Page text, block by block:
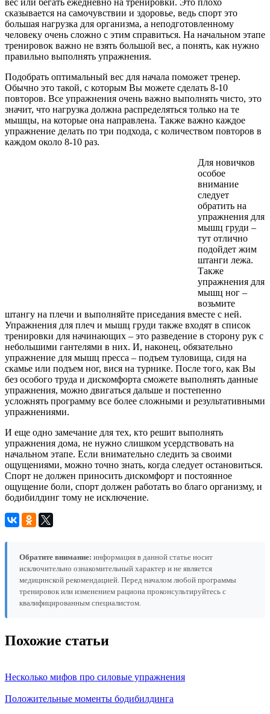
вес или бегать ежедневно на тренировки. Это плохо
сказывается на самочувствии и здоровье, ведь спорт это
большая нагрузка для организма, а неподготовленному
человеку очень сложно с этим справиться. На начальном этапе
тренировок важно не взять большой вес, а понять, как нужно
правильно выполнять упражнения.
Подобрать оптимальный вес для начала поможет тренер.
Обычно это такой, с которым Вы можете сделать 8-10
повторов. Все упражнения очень важно выполнять чисто, это
значит, что нагрузка должна распределяться только на те
мышцы, на которые она направлена. Также важно каждое
упражнение делать по три подхода, с количеством повторов в
каждом около 8-10 раз.
Для новичков
особое
внимание
следует
обратить на
упражнения для
мышц груди –
тут отлично
подойдет жим
штанги лежа.
Также
упражнения для
мышц ног –
возьмите
штангу на плечи и выполняйте приседания вместе с ней.
Упражнения для плеч и мышц груди также входят в список
тренировки для начинающих – это разведение в сторону рук с
небольшими гантелями в них. И, наконец, обязательно
упражнение для мышц пресса – подъем туловища, сидя на
скамье или подъем ног, вися на турнике. После того, как Вы
без особого труда и дискомфорта сможете выполнять данные
упражнения, можно двигаться дальше и постепенно
усложнять программу все более сложными и результативными
упражнениями.
И еще одно замечание для тех, кто решит выполнять
упражнения дома, не нужно слишком усердствовать на
начальном этапе. Если внимательно следить за своими
ощущениями, можно точно знать, когда следует остановиться.
Спорт не должен приносить дискомфорт и постоянное
ощущение боли, спорт должен работать во благо организму, и
бодибилдинг тому не исключение.
Обратите внимание: информация в данной статье носит
исключительно ознакомительный характер и не является
медицинской рекомендацией. Перед началом любой программы
тренировок или изменением рациона проконсультируйтесь с
квалифицированным специалистом.
Похожие статьи
Несколько мифов про силовые упражнения
Положительные моменты бодибилдинга